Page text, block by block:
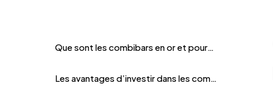
Que sont les combibars en or et pourquoi sont-ils populaires ?
Les avantages d’investir dans les combibars en or